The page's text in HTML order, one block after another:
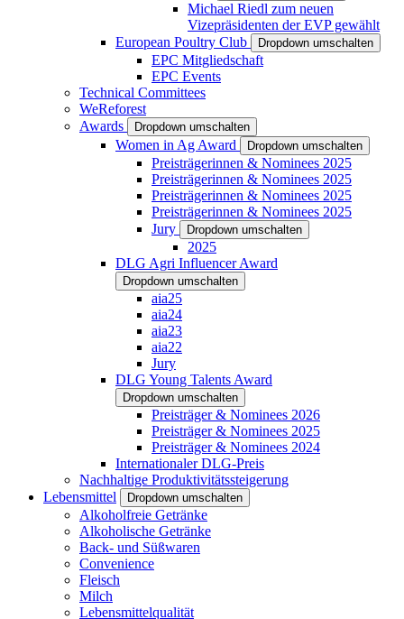
Michael Riedl zum neuen
Vizepräsidenten der EVP gewählt
European Poultry Club
Dropdown umschalten
EPC Mitgliedschaft
EPC Events
Technical Committees
WeReforest
Awards
Dropdown umschalten
Women in Ag Award Dropdown umschalten
Preisträgerinnen & Nominees 2025
Preisträgerinnen & Nominees 2025
Preisträgerinnen & Nominees 2025
Preisträgerinnen & Nominees 2025
Jury
Dropdown umschalten
2025
DLG Agri Influencer Award
Dropdown umschalten
aia25
aia24
aia23
aia22
Jury
DLG Young Talents Award
Dropdown umschalten
Preisträger & Nominees 2026
Preisträger & Nominees 2025
Preisträger & Nominees 2024
Internationaler DLG-Preis
Nachhaltige Produktivitätssteigerung
Lebensmittel
Dropdown umschalten
Alkoholfreie Getränke
Alkoholische Getränke
Back- und Süßwaren
Convenience
Fleisch
Milch
Lebensmittelqualität